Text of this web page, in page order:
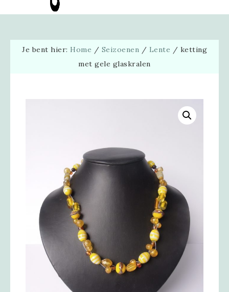
Je bent hier: Home / Seizoenen / Lente / ketting
met gele glaskralen